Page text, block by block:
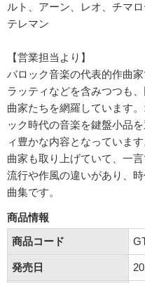
ルト、アーン、レオ、チマ
テレマン
【営業担当より】
バロック音楽の代表的作曲
ラッティなどを含みつつも
曲家たちを網羅しています
ック時代の音楽を鍵盤小品
ィ豊かな内容となっていま
曲家も取り上げていて、一
流行や作風の違いがあり、
曲集です。
商品情報
商品コード
発売日